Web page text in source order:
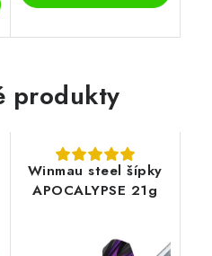
produkty
Winmau steel šípky
APOCALYPSE 21g